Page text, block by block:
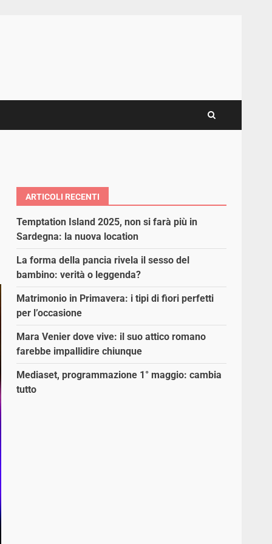
ARTICOLI RECENTI
Temptation Island 2025, non si farà più in
Sardegna: la nuova location
La forma della pancia rivela il sesso del
bambino: verità o leggenda?
Matrimonio in Primavera: i tipi di fiori perfetti
per l’occasione
Mara Venier dove vive: il suo attico romano
farebbe impallidire chiunque
Mediaset, programmazione 1° maggio: cambia
tutto